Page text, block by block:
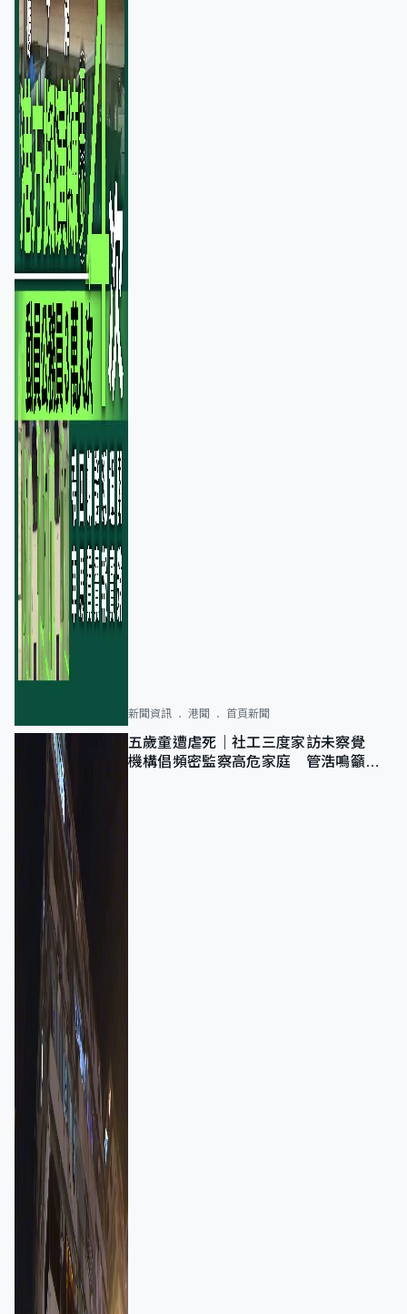
新聞資訊 港聞 首頁新聞
五歲童遭虐死｜社工三度家訪未察覺
機構倡頻密監察高危家庭 管浩鳴籲加